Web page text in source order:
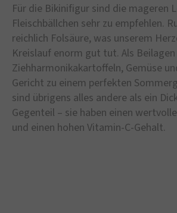
Für die Bikinifigur sind die mageren
Fleischbällchen sehr zu empfehlen.
reichlich Folsäure, was unserem
Kreislauf enorm gut tut. Als
Ziehharmonikakartoffeln, Gemüse
Gericht zu einem perfekten
sind übrigens alles andere als ein
Gegenteil – sie haben einen
und einen hohen Vitamin-C-Gehalt.